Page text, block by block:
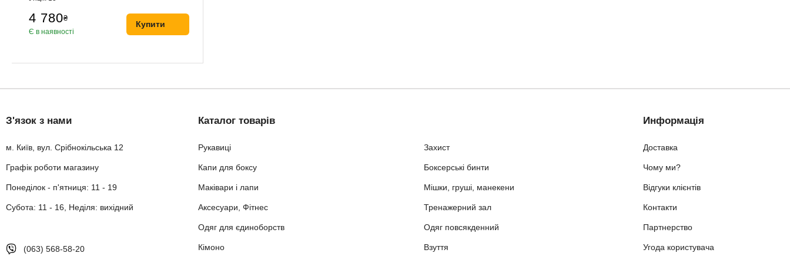
4 780₴
Є в наявності
Купити
З'язок з нами
м. Київ, вул. Срібнокільська 12
Графік роботи магазину
Понеділок - п'ятниця: 11 - 19
Субота: 11 - 16, Неділя: вихідний
(063) 568-58-20
Каталог товарів
Рукавиці Захист
Капи для боксу Боксерські бинти
Маківари і лапи Мішки, груші, манекени
Аксесуари, Фітнес Тренажерний зал
Одяг для єдиноборств Одяг повсякденний
Кімоно Взуття
Информація
Доставка
Чому ми?
Відгуки клієнтів
Контакти
Партнерство
Угода користувача